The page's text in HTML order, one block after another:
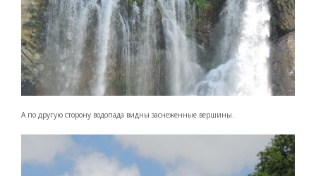
А по другую сторону водопада видны заснеженные вершины.